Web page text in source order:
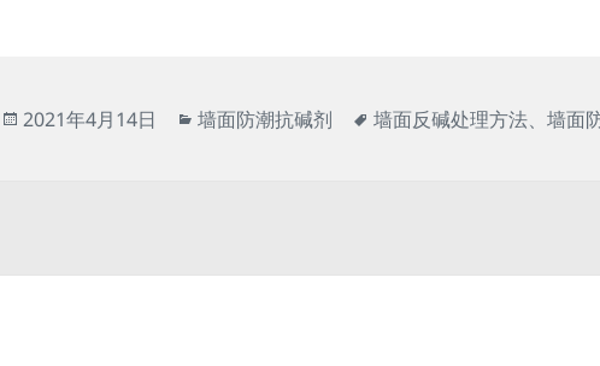
发
2021年4月14日
分
墙面防潮抗碱剂
标
墙面反碱处理方法、墙面